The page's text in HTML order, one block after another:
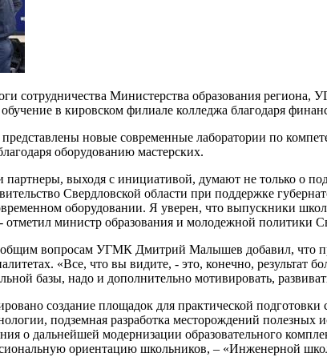
сотрудничества Министерства образования
обучение в кировском филиале колледжа благодаря
новые современные лаборатории по
оборудованию мастерских.
выходя с инициативой, думают не только о
Свердловской области при поддержке
оборудовании. Я уверен, что выпускники
отметил министр образования и молодежной политики
вопросам УГМК Дмитрий Малышев добавил, что
«Все, что вы видите, - это, конечно, результат
базы, надо и дополнительно мотивировать,
создание площадок для практической
подземная разработка месторождений
о дальнейшей модернизации образовательного
ориентацию школьников, – «Инженерной